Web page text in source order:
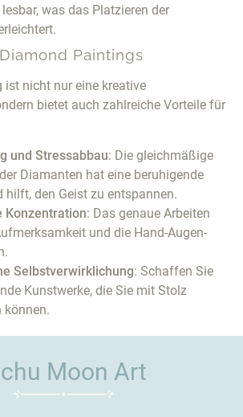
was das Platzieren der
Paintings
ist nicht nur eine kreative
bietet auch zahlreiche Vorteile für
und Stressabbau: Die gleichmäßige
Diamanten hat eine beruhigende
hilft, den Geist zu entspannen.
Konzentration: Das genaue Arbeiten
und die Hand-Augen-
Selbstverwirklichung: Schaffen Sie
Kunstwerke, die Sie mit Stolz
können.
Moon Art